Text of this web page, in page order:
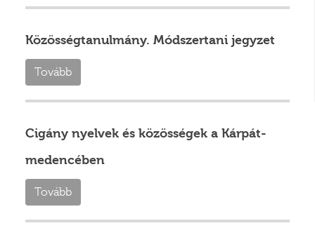
Közösségtanulmány. Módszertani jegyzet
Tovább
Cigány nyelvek és közösségek a Kárpát-
medencében
Tovább